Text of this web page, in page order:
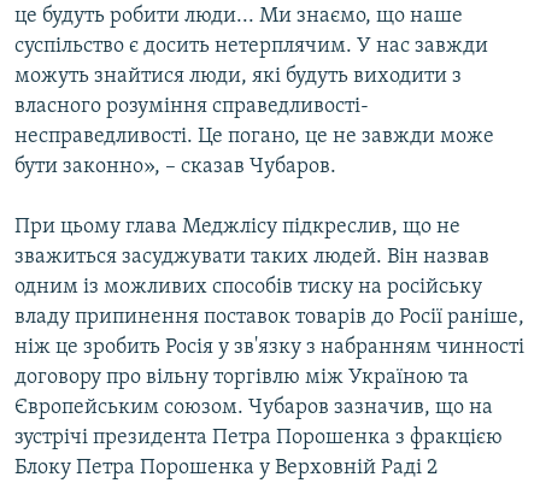
це будуть робити люди... Ми знаємо, що наше
суспільство є досить нетерплячим. У нас завжди
можуть знайтися люди, які будуть виходити з
власного розуміння справедливості-
несправедливості. Це погано, це не завжди може
бути законно», – сказав Чубаров.
При цьому глава Меджлісу підкреслив, що не
зважиться засуджувати таких людей. Він назвав
одним із можливих способів тиску на російську
владу припинення поставок товарів до Росії раніше,
ніж це зробить Росія у зв'язку з набранням чинності
договору про вільну торгівлю між Україною та
Європейським союзом. Чубаров зазначив, що на
зустрічі президента Петра Порошенка з фракцією
Блоку Петра Порошенка у Верховній Раді 2